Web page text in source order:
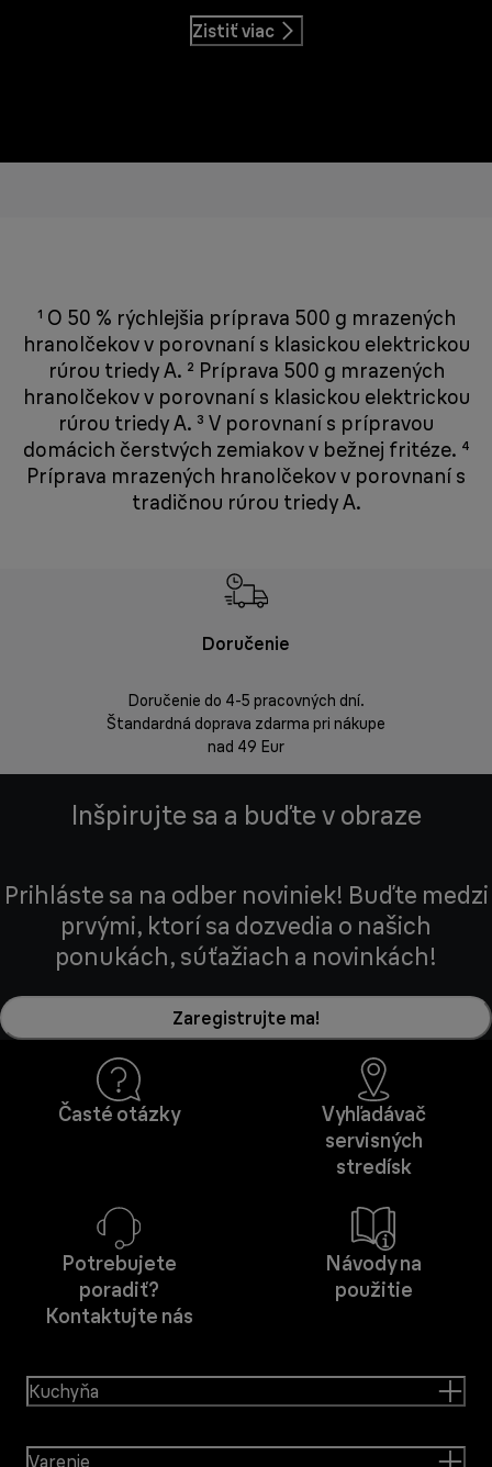
Zistiť viac
¹ O 50 % rýchlejšia príprava 500 g mrazených
hranolčekov v porovnaní s klasickou elektrickou
rúrou triedy A. ² Príprava 500 g mrazených
hranolčekov v porovnaní s klasickou elektrickou
rúrou triedy A. ³ V porovnaní s prípravou
domácich čerstvých zemiakov v bežnej fritéze. ⁴
Príprava mrazených hranolčekov v porovnaní s
tradičnou rúrou triedy A.
Doručenie
Doručenie do 4-5 pracovných dní.
Štandardná doprava zdarma pri nákupe
nad 49 Eur
Inšpirujte sa a buďte v obraze
Prihláste sa na odber noviniek! Buďte medzi
prvými, ktorí sa dozvedia o našich
ponukách, súťažiach a novinkách!
Zaregistrujte ma!
Časté otázky
Vyhľadávač
servisných
stredísk
Potrebujete
poradiť?
Kontaktujte nás
Návody na
použitie
Kuchyňa
Varenie